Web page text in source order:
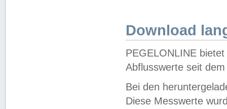
Download
PEGELONLINE
Abflusswerte seit
Bei den
Diese Messwerte